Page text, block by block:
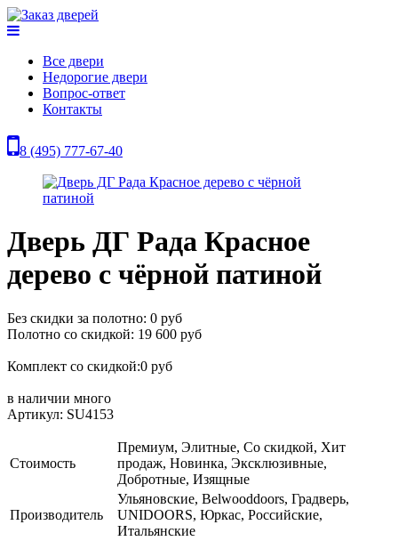
Все двери
Недорогие двери
Вопрос-ответ
Контакты
8 (495) 777-67-40
Дверь ДГ Рада Красное
дерево с чёрной патиной
Без скидки за полотно: 0 руб
Полотно со скидкой: 19 600 руб
Комплект со скидкой:0 руб
в наличии много
Артикул: SU4153
Стоимость
Премиум, Элитные, Со скидкой, Хит
продаж, Новинка, Эксклюзивные,
Добротные, Изящные
Производитель
Ульяновские, Belwooddoors, Градверь,
UNIDOORS, Юркас, Российские,
Итальянские